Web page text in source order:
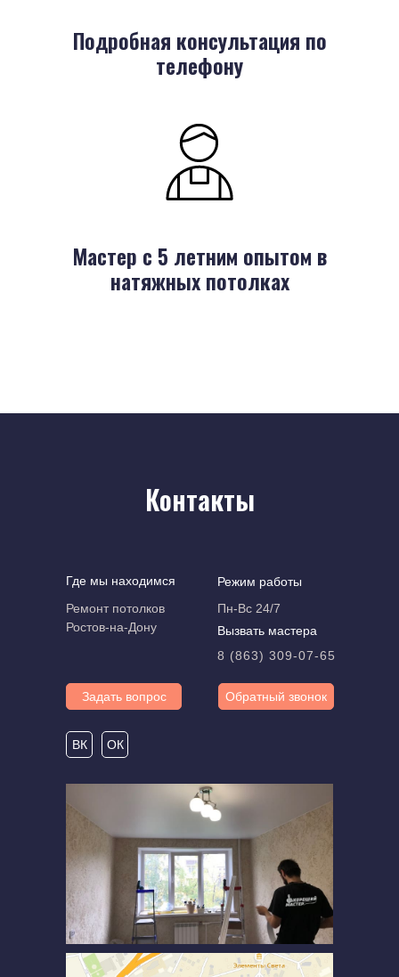
Подробная консультация по
телефону
Мастер с 5 летним опытом в
натяжных потолках
Контакты
Где мы находимся
Ремонт потолков
Ростов-на-Дону
Вызвать мастера
Режим работы
8 (863) 309-07-65
Пн-Вс 24/7
Задать вопрос Обратный звонок
ВК ОК